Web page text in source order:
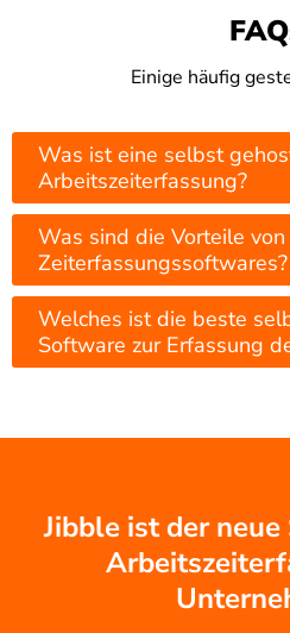
Einige häufig
Was ist eine selbst
Arbeitszeiterfassung?
Was sind die Vorteile
Zeiterfassungssoftwares?
Welches ist die beste
Software zur Erfassung
Jibble ist der